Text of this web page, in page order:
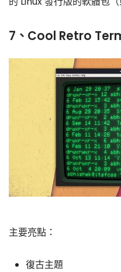
7、Cool Retro
主要亮點：
復古主題